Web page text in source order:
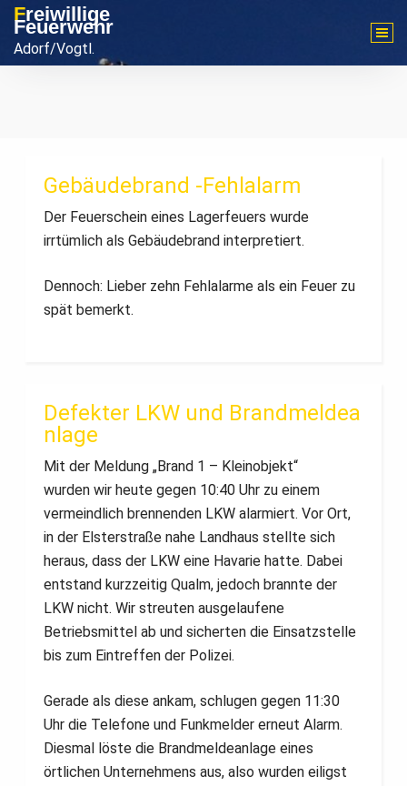
Zum
Inhalt
springen
Freiwillige
Feuerwehr
Adorf/Vogtl.
Gebäudebrand -Fehlalarm
Der Feuerschein eines Lagerfeuers wurde
irrtümlich als Gebäudebrand interpretiert.
Dennoch: Lieber zehn Fehlalarme als ein Feuer zu
spät bemerkt.
Defekter LKW und Brandmeldea
nlage
Mit der Meldung „Brand 1 – Kleinobjekt“
wurden wir heute gegen 10:40 Uhr zu einem
vermeindlich brennenden LKW alarmiert. Vor Ort,
in der Elsterstraße nahe Landhaus stellte sich
heraus, dass der LKW eine Havarie hatte. Dabei
entstand kurzzeitig Qualm, jedoch brannte der
LKW nicht. Wir streuten ausgelaufene
Betriebsmittel ab und sicherten die Einsatzstelle
bis zum Eintreffen der Polizei.
Gerade als diese ankam, schlugen gegen 11:30
Uhr die Telefone und Funkmelder erneut Alarm.
Diesmal löste die Brandmeldeanlage eines
örtlichen Unternehmens aus, also wurden eiligst